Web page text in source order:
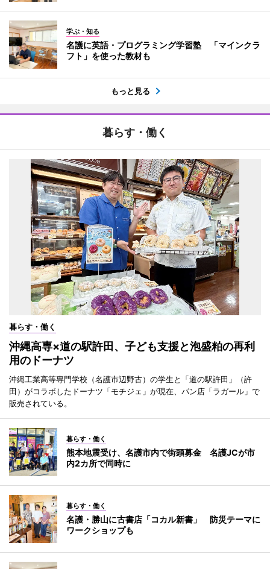
学ぶ・知る
名護に英語・プログラミング学習塾 「マインクラ
フト」を使った教材も
もっと見る
暮らす・働く
暮らす・働く
沖縄高専×道の駅許田、子ども支援と泡盛粕の再利
用のドーナツ
沖縄工業高等専門学校（名護市辺野古）の学生と「道の駅許田」（許
田）がコラボしたドーナツ「モチジェ」が現在、パン店「ラガール」で
販売されている。
暮らす・働く
熊本地震受け、名護市内で街頭募金 名護JCが市
内2カ所で同時に
暮らす・働く
名護・勝山に古書店「コカル新書」 防災テーマに
ワークショップも